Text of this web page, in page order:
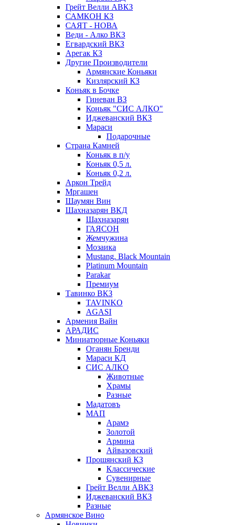
Грейт Велли АВКЗ
САМКОН КЗ
САЯТ - НОВА
Веди - Алко ВКЗ
Егвардский ВКЗ
Арегак КЗ
Другие Производители
Армянские Коньяки
Кизлярский КЗ
Коньяк в Бочке
Гиневан ВЗ
Коньяк "СИС АЛКО"
Иджеванский ВКЗ
Мараси
Подарочные
Страна Камней
Коньяк в п/у
Коньяк 0,5 л.
Коньяк 0,2 л.
Аркон Трейд
Мргашен
Шаумян Вин
Шахназарян ВКД
Шахназарян
ГАЯСОН
Жемчужина
Мозаика
Mustang. Black Mountain
Platinum Mountain
Parakar
Премиум
Тавинко ВКЗ
TAVINKO
AGASI
Армения Вайн
АРАДИС
Миниатюрные Коньяки
Оганян Бренди
Мараси КД
СИС АЛКО
Животные
Храмы
Разные
Мадатовъ
МАП
Арамэ
Золотой
Армина
Айвазовский
Прошянский КЗ
Классические
Сувенирные
Грейт Велли АВКЗ
Иджеванский ВКЗ
Разные
Армянское Вино